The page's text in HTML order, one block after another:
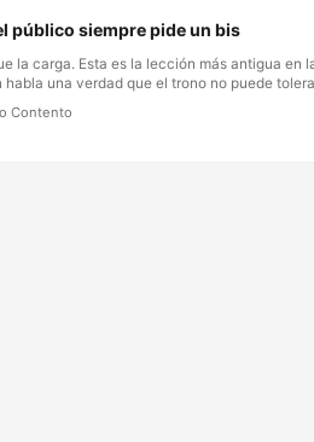
público siempre pide un bis
la carga. Esta es la lección más antigua en
una verdad que el trono no puede
el silenciamiento—el arresto, el exilio, la
viva a la que se puede contradecir o
Contento